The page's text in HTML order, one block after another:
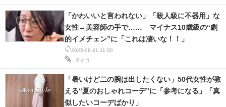
2025-08-21 11:00
さとう
「かわいいと言われない」「殺人級に不器用」な
女性→美容師の手で…… マイナス10歳級の“劇
的イメチェン”に「これは凄いな！！」
「暑いけど二の腕は出したくない」50代女性が教
える“夏のおしゃれコーデ”に「参考になる」「真
似したいコーデばかり」